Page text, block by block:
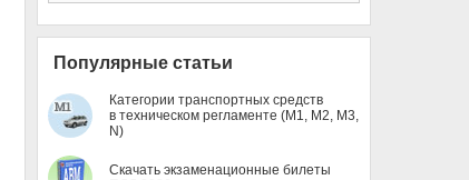
Популярные статьи
Категории транспортных средств
в техническом регламенте (M1, M2, M3,
N)
Скачать экзаменационные билеты